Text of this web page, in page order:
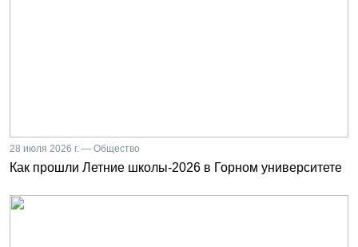
28 июля 2026 г. — Общество
Как прошли Летние школы-2026 в Горном университете